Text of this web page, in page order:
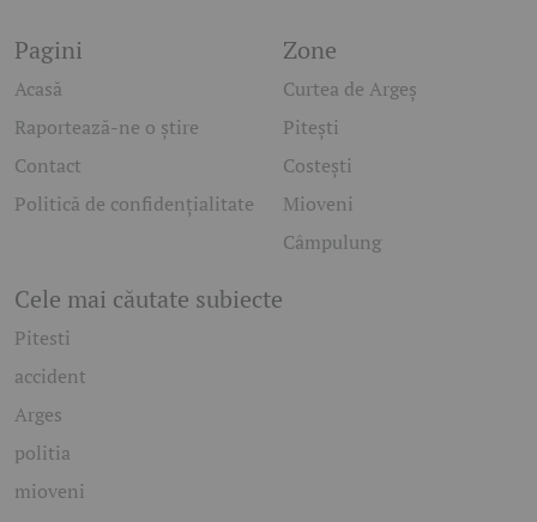
Pagini
Acasă
Raportează-ne o știre
Contact
Politică de confidențialitate
Zone
Curtea de Argeș
Pitești
Costești
Mioveni
Câmpulung
Cele mai căutate subiecte
Pitesti
accident
Arges
politia
mioveni